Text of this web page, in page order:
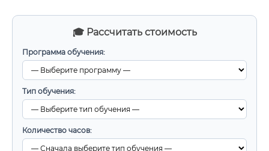
🎓 Рассчитать стоимость
Программа обучения:
Тип обучения:
Количество часов: